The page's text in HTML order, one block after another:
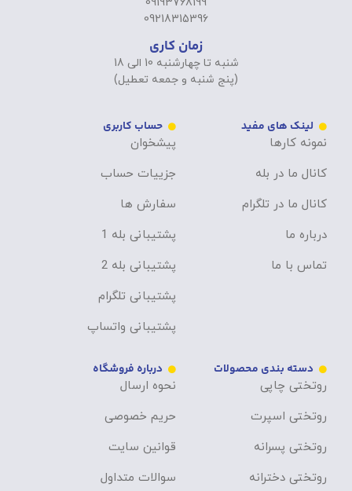
09218315396
زمان کاری
شنبه تا چهارشنبه 10 الی 18
(پنج شنبه و جمعه تعطیل)
لینک های مفید
نمونه کارها
کانال ما در بله
کانال ما در تلگرام
درباره ما
تماس با ما
حساب کاربری
پیشخوان
جزییات حساب
سفارش ها
پشتیبانی بله 1
پشتیبانی بله 2
پشتیبانی تلگرام
پشتیبانی واتساپ
دسته بندی محصولات
روتختی چاپی
روتختی اسپرت
روتختی پسرانه
روتختی دخترانه
درباره فروشگاه
نحوه ارسال
حریم خصوصی
قوانین سایت
سوالات متداول